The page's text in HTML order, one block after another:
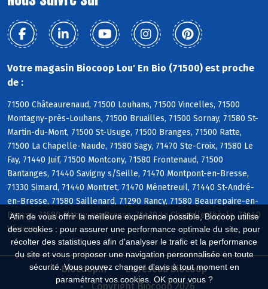
Afin de vous offrir la meilleure expérience possible, Biocoop utilise
des cookies : pour assurer une performance optimale du site, pour
récolter des statistiques afin d'analyser le trafic et la performance
du site et vous proposer une navigation personnalisée en toute
sécurité. Vous pouvez changer d'avis à tout moment en
paramétrant vos cookies. OK pour vous ?
Votre magasin Biocoop Lou' En Bio (71500) est proche
de :
71500 Châteaurenaud, 71500 Louhans, 71500 Vincelles, 71500
Montagny-près-Louhans, 71500 Bruailles, 71500 Sornay, 71580 St-
Martin-du-Mont, 71500 St-Usuge, 71500 Branges, 71500 Ratte,
71500 La Chapelle-Naude, 71580 Sagy, 71470 Ste-Croix, 71580 Le
Fay, 71440 Juif, 71500 Montcony, 71580 Frontenaud, 71500
Bantanges, 71440 Savigny s/Seille, 71470 Montpont-en-Bresse,
71330 Simard, 71440 Montret, 71470 Ménetreuil, 71440 St-André-
en-Bresse, 71580 Saillenard, 71290 Rancy, 71580 Beaurepaire-en-
Bresse, 71580 Flacey-en-Bresse, 71470 La Chapelle-Thècle, 71440
Vérissey
Biocoop.fr
Le réseau Biocoop
Copyright Biocoop 2026